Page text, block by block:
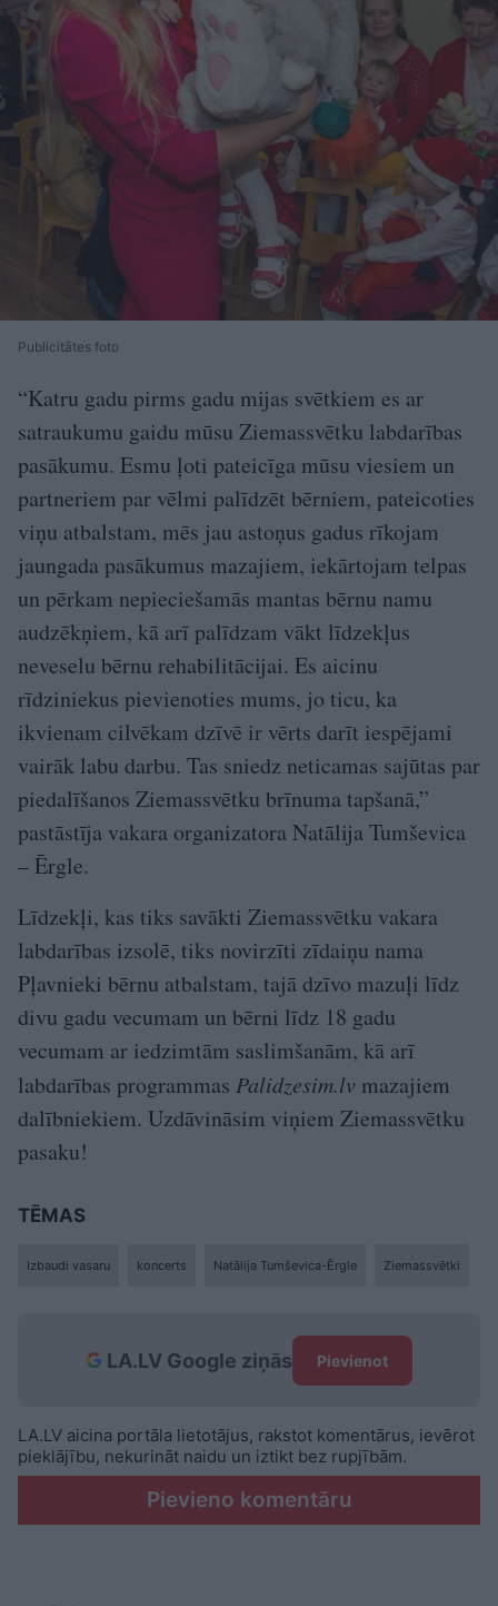
Publicitātes foto
“Katru gadu pirms gadu mijas svētkiem es ar
satraukumu gaidu mūsu Ziemassvētku labdarības
pasākumu. Esmu ļoti pateicīga mūsu viesiem un
partneriem par vēlmi palīdzēt bērniem, pateicoties
viņu atbalstam, mēs jau astoņus gadus rīkojam
jaungada pasākumus mazajiem, iekārtojam telpas
un pērkam nepieciešamās mantas bērnu namu
audzēkņiem, kā arī palīdzam vākt līdzekļus
neveselu bērnu rehabilitācijai. Es aicinu
rīdziniekus pievienoties mums, jo ticu, ka
ikvienam cilvēkam dzīvē ir vērts darīt iespējami
vairāk labu darbu. Tas sniedz neticamas sajūtas par
piedalīšanos Ziemassvētku brīnuma tapšanā,”
pastāstīja vakara organizatora Natālija Tumševica
– Ērgle.
Līdzekļi, kas tiks savākti Ziemassvētku vakara
labdarības izsolē, tiks novirzīti zīdaiņu nama
Pļavnieki bērnu atbalstam, tajā dzīvo mazuļi līdz
divu gadu vecumam un bērni līdz 18 gadu
vecumam ar iedzimtām saslimšanām, kā arī
labdarības programmas Palidzesim.lv mazajiem
dalībniekiem. Uzdāvināsim viņiem Ziemassvētku
pasaku!
TĒMAS
Izbaudi vasaru koncerts Natālija Tumševica-Ērgle Ziemassvētki
LA.LV Google ziņās Pievienot
LA.LV aicina portāla lietotājus, rakstot komentārus, ievērot
pieklājību, nekurināt naidu un iztikt bez rupjībām.
Pievieno komentāru